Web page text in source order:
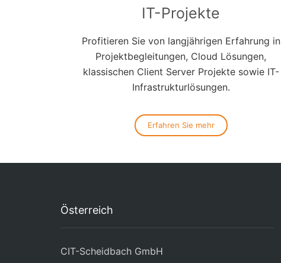
IT-Projekte
Profitieren Sie von langjährigen Erfahrung in
Projektbegleitungen, Cloud Lösungen,
klassischen Client Server Projekte sowie IT-
Infrastrukturlösungen.
Erfahren Sie mehr
Österreich
CIT-Scheidbach GmbH